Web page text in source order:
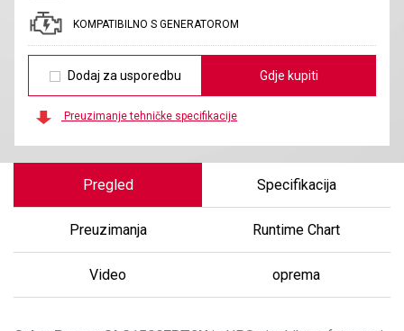
KOMPATIBILNO S GENERATOROM
Dodaj za usporedbu Gdje kupiti
Preuzimanje tehničke specifikacije
Pregled Specifikacija
Preuzimanja Runtime Chart
Video oprema